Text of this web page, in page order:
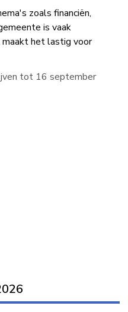
zoals financiën,
is vaak
maakt het lastig voor
tot 16 september